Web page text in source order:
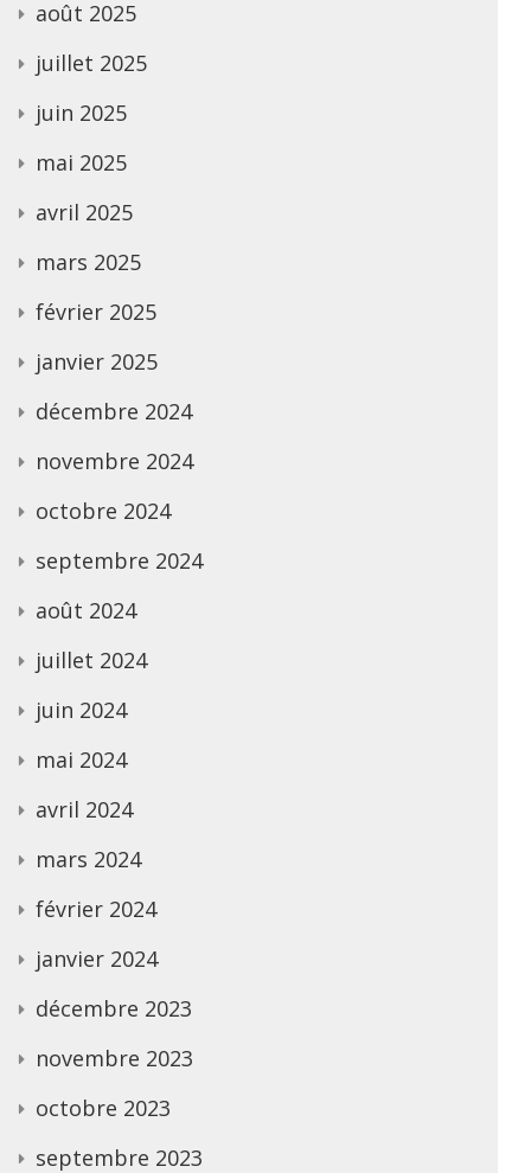
août 2025
juillet 2025
juin 2025
mai 2025
avril 2025
mars 2025
février 2025
janvier 2025
décembre 2024
novembre 2024
octobre 2024
septembre 2024
août 2024
juillet 2024
juin 2024
mai 2024
avril 2024
mars 2024
février 2024
janvier 2024
décembre 2023
novembre 2023
octobre 2023
septembre 2023